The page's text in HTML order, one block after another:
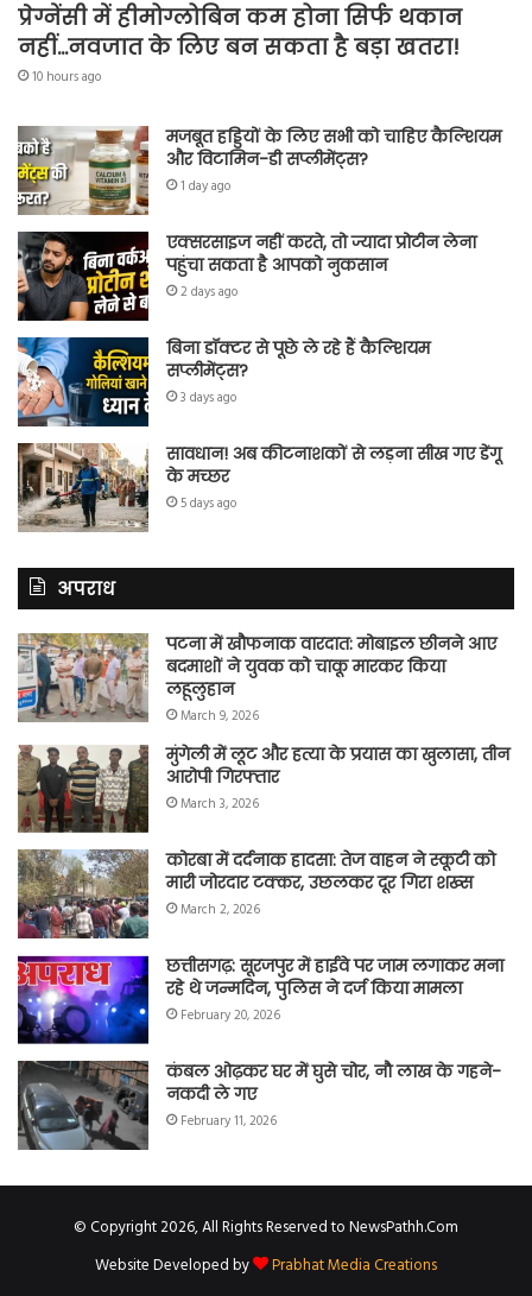
प्रेग्नेंसी में हीमोग्लोबिन कम होना सिर्फ थकान
नहीं…नवजात के लिए बन सकता है बड़ा खतरा!
10 hours ago
मजबूत हड्डियों के लिए सभी को चाहिए कैल्शियम
और विटामिन-डी सप्लीमेंट्स?
1 day ago
एक्सरसाइज नहीं करते, तो ज्यादा प्रोटीन लेना
पहुंचा सकता है आपको नुकसान
2 days ago
बिना डॉक्टर से पूछे ले रहे हैं कैल्शियम
सप्लीमेंट्स?
3 days ago
सावधान! अब कीटनाशकों से लड़ना सीख गए डेंगू
के मच्छर
5 days ago
अपराध
पटना में खौफनाक वारदात: मोबाइल छीनने आए
बदमाशों ने युवक को चाकू मारकर किया
लहूलुहान
March 9, 2026
मुंगेली में लूट और हत्या के प्रयास का खुलासा, तीन
आरोपी गिरफ्तार
March 3, 2026
कोरबा में दर्दनाक हादसा: तेज वाहन ने स्कूटी को
मारी जोरदार टक्कर, उछलकर दूर गिरा शख्स
March 2, 2026
छत्तीसगढ़: सूरजपुर में हाईवे पर जाम लगाकर मना
रहे थे जन्मदिन, पुलिस ने दर्ज किया मामला
February 20, 2026
कंबल ओढ़कर घर में घुसे चोर, नौ लाख के गहने-
नकदी ले गए
February 11, 2026
© Copyright 2026, All Rights Reserved to NewsPathh.Com
Website Developed by
Prabhat Media Creations